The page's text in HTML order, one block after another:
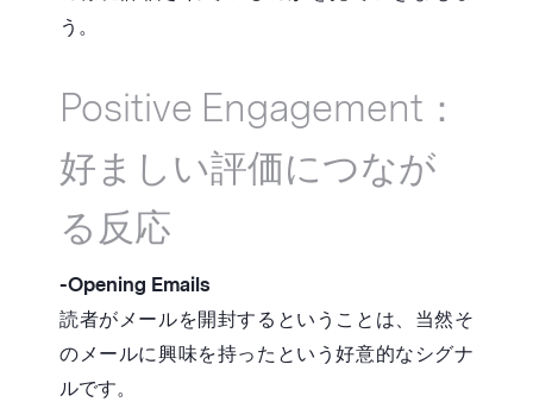
う。
Positive Engagement：
好ましい評価につなが
る反応
-Opening Emails
読者がメールを開封するということは、当然そ
のメールに興味を持ったという好意的なシグナ
ルです。